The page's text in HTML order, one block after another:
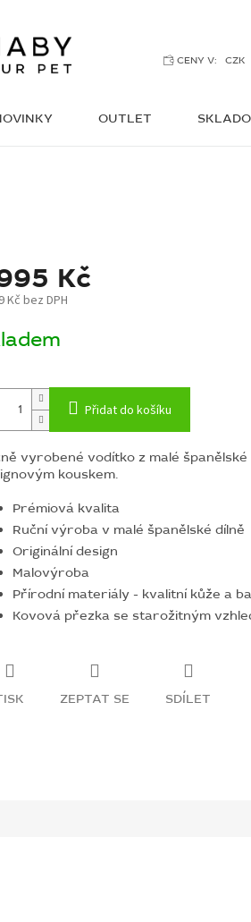
CENY V: CZK
OUTLET
Kč
Kč bez DPH
Přidat do košíku
vyrobené vodítko z malé
kouskem.
Prémiová kvalita
Ruční výroba v malé španělské dílně
Originální design
Malovýroba
Přírodní materiály - kvalitní kůže a
Kovová přezka se starožitným
ZEPTAT SE SDÍLET